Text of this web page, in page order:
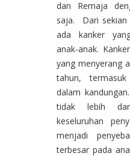
dan Remaja
saja. Dari sekian
ada kanker
anak-anak.
yang menyerang
tahun,
dalam
tidak lebih
keseluruhan
menjadi
terbesar pada